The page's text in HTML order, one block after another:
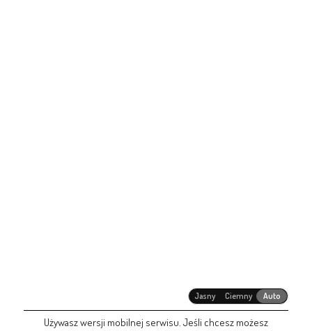
Jasny Ciemny Auto
Używasz wersji mobilnej serwisu. Jeśli chcesz możesz